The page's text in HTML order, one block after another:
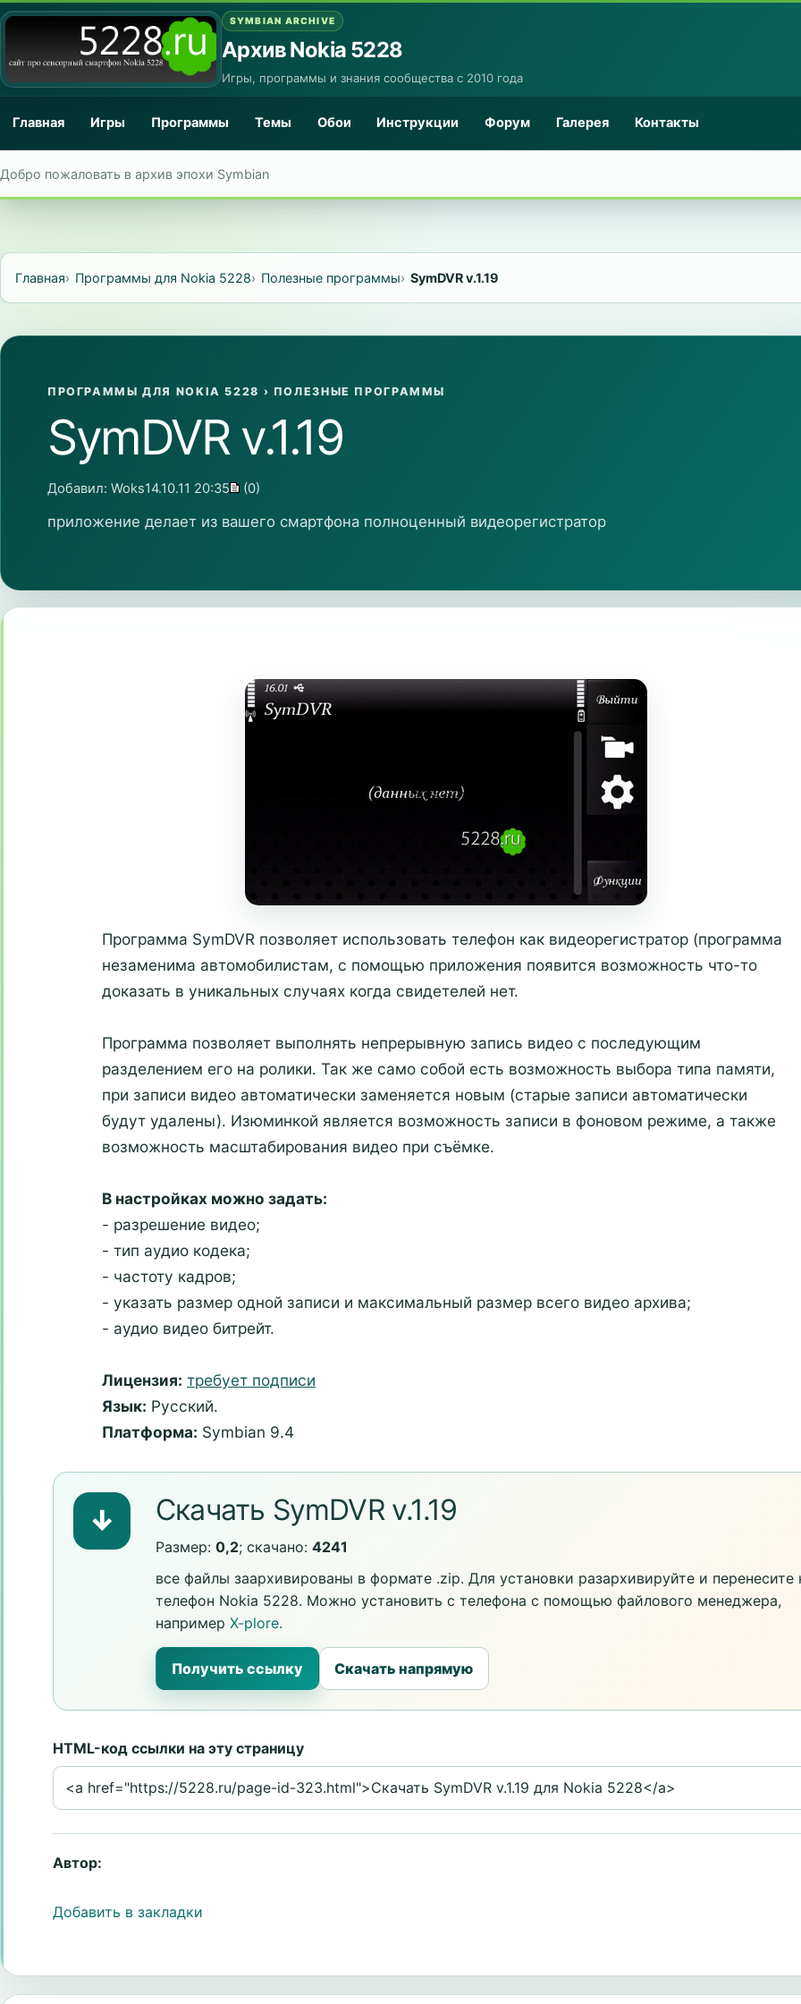
SYMBIAN ARCHIVE
Архив Nokia 5228
Игры, программы и знания сообщества с 2010 года
Главная Игры Программы Темы Обои Инструкции Форум Галерея Контакты
Добро пожаловать в архив эпохи Symbian
Главная Программы для Nokia 5228 Полезные программы SymDVR v.1.19
ПРОГРАММЫ ДЛЯ NOKIA 5228 › ПОЛЕЗНЫЕ ПРОГРАММЫ
SymDVR v.1.19
Добавил: Woks14.10.11 20:35 (0)
приложение делает из вашего смартфона полноценный видеорегистратор
Программа SymDVR позволяет использовать телефон как видеорегистратор (программа
незаменима автомобилистам, с помощью приложения появится возможность что-то
доказать в уникальных случаях когда свидетелей нет.
Программа позволяет выполнять непрерывную запись видео с последующим
разделением его на ролики. Так же само собой есть возможность выбора типа памяти,
при записи видео автоматически заменяется новым (старые записи автоматически
будут удалены). Изюминкой является возможность записи в фоновом режиме, а также
возможность масштабирования видео при съёмке.
В настройках можно задать:
- разрешение видео;
- тип аудио кодека;
- частоту кадров;
- указать размер одной записи и максимальный размер всего видео архива;
- аудио видео битрейт.
Лицензия: требует подписи
Язык: Русский.
Платформа: Symbian 9.4
↓ Скачать SymDVR v.1.19
Размер: 0,2; скачано: 4241
все файлы заархивированы в формате .zip. Для установки разархивируйте и перенесите
телефон Nokia 5228. Можно установить с телефона с помощью файлового менеджера,
например X-plore.
Получить ссылку Скачать напрямую
HTML-код ссылки на эту страницу
Автор:
Добавить в закладки